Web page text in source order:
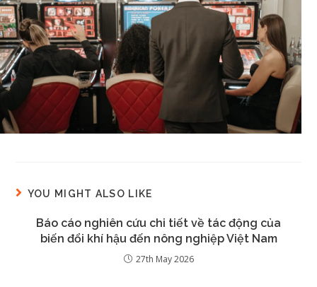
YOU MIGHT ALSO LIKE
Báo cáo nghiên cứu chi tiết về tác động của
biến đổi khí hậu đến nông nghiệp Việt Nam
27th May 2026